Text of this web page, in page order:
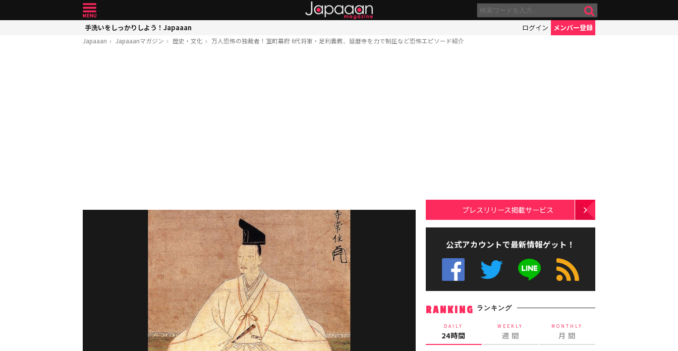
手洗いをしっかりしよう！Japaaan ログイン メンバー登録
Japaaan Japaaanマガジン 歴史・文化 万人恐怖の独裁者！室町幕府 6代将軍・足利義教、延暦寺を力で制圧など恐怖エピソード紹介
プレスリリース掲載サービス
公式アカウントで最新情報ゲット！
RANKING ランキング
DAILY
24時間
WEEKLY
週 間
MONTHLY
月 間